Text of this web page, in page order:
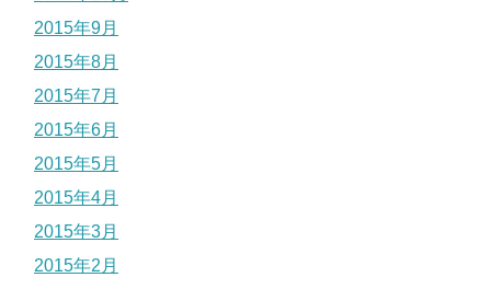
2015年9月
2015年8月
2015年7月
2015年6月
2015年5月
2015年4月
2015年3月
2015年2月